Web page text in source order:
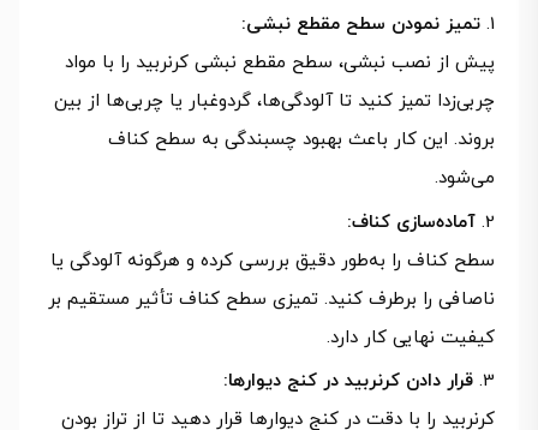
تمیز نمودن سطح مقطع نبشی:
پیش از نصب نبشی، سطح مقطع نبشی کرنربید را با مواد
چربی‌زدا تمیز کنید تا آلودگی‌ها، گردوغبار یا چربی‌ها از بین
بروند. این کار باعث بهبود چسبندگی به سطح کناف
می‌شود.
آماده‌سازی کناف:
سطح کناف را به‌طور دقیق بررسی کرده و هرگونه آلودگی یا
ناصافی را برطرف کنید. تمیزی سطح کناف تأثیر مستقیم بر
کیفیت نهایی کار دارد.
قرار دادن کرنربید در کنج دیوارها:
کرنربید را با دقت در کنج دیوارها قرار دهید تا از تراز بودن